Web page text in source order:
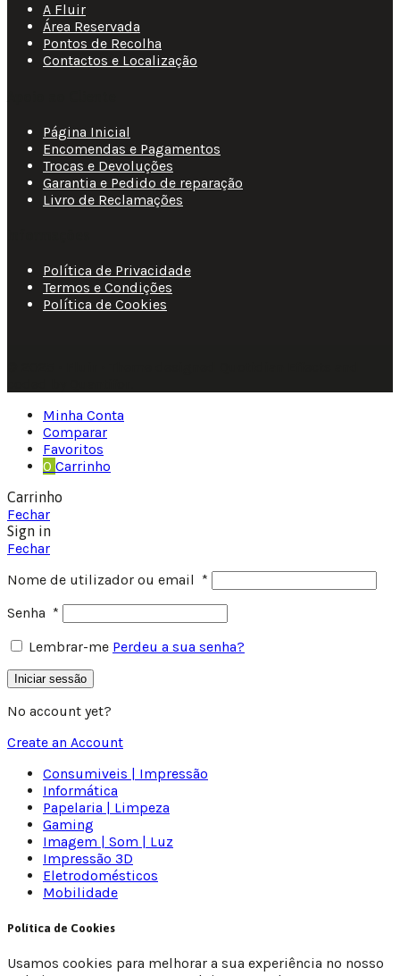
A Fluir
Área Reservada
Pontos de Recolha
Contactos e Localização
Página Inicial
Encomendas e Pagamentos
Trocas e Devoluções
Garantia e Pedido de reparação
Livro de Reclamações
Política de Privacidade
Termos e Condições
Política de Cookies
Minha Conta
Comparar
Favoritos
0 Carrinho
Carrinho
Fechar
Sign in
Fechar
Nome de utilizador ou email *
Senha *
Lembrar-me Perdeu a sua senha?
Iniciar sessão
No account yet?
Create an Account
Consumiveis | Impressão
Informática
Papelaria | Limpeza
Gaming
Imagem | Som | Luz
Impressão 3D
Eletrodomésticos
Mobilidade
Política de Cookies
Usamos cookies para melhorar a sua experiência no nosso